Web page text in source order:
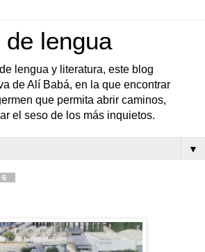
lengua
lengua y literatura, este blog
de Alí Babá, en la que encontrar
que permita abrir caminos,
el seso de los más inquietos.
▼